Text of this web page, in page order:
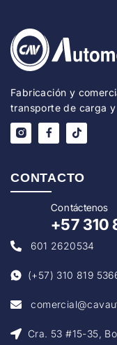
Fabricación y
transporte de carga
CONTACTO
Contáctenos
+57 310
601 2620534
(+57) 310 819
Cra. 53 #15-35,